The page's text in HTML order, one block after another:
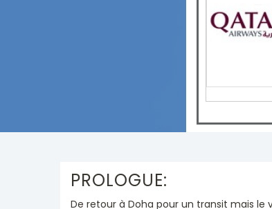
PROLOGUE:
De retour à Doha pour un transit mais le